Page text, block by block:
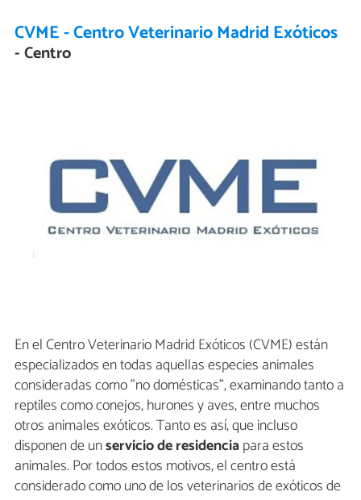
CVME - Centro Veterinario Madrid Exóticos
- Centro
En el Centro Veterinario Madrid Exóticos (CVME) están
especializados en todas aquellas especies animales
consideradas como "no domésticas", examinando tanto a
reptiles como conejos, hurones y aves, entre muchos
otros animales exóticos. Tanto es así, que incluso
disponen de unservicio de residenciapara estos
animales. Por todos estos motivos, el centro está
considerado como uno de los veterinarios de exóticos de